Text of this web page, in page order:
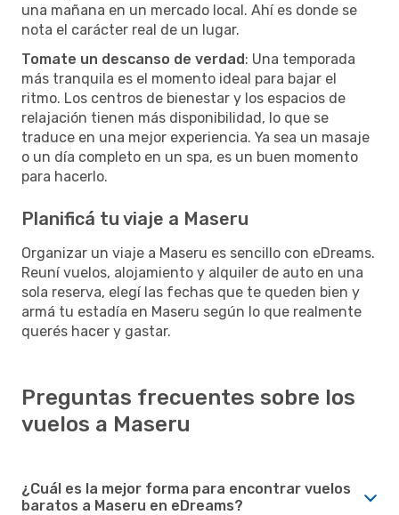
una mañana en un mercado local. Ahí es donde se
nota el carácter real de un lugar.
Tomate un descanso de verdad: Una temporada
más tranquila es el momento ideal para bajar el
ritmo. Los centros de bienestar y los espacios de
relajación tienen más disponibilidad, lo que se
traduce en una mejor experiencia. Ya sea un masaje
o un día completo en un spa, es un buen momento
para hacerlo.
Planificá tu viaje a Maseru
Organizar un viaje a Maseru es sencillo con eDreams.
Reuní vuelos, alojamiento y alquiler de auto en una
sola reserva, elegí las fechas que te queden bien y
armá tu estadía en Maseru según lo que realmente
querés hacer y gastar.
Preguntas frecuentes sobre los
vuelos a Maseru
¿Cuál es la mejor forma para encontrar vuelos
baratos a Maseru en eDreams?